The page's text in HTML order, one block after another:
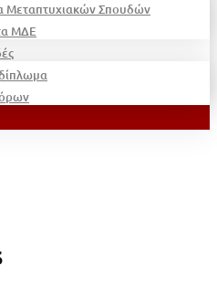
Μεταπτυχιακών Σπουδών
ΜΔΕ